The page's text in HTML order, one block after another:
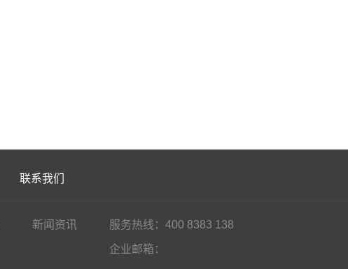
联系我们
新闻资讯 服务热线：400 8383 138
企业邮箱：